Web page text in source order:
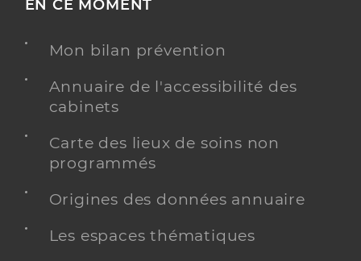
EN CE MOMENT
Mon bilan prévention
Annuaire de l'accessibilité des
cabinets
Carte des lieux de soins non
programmés
Origines des données annuaire
Les espaces thématiques